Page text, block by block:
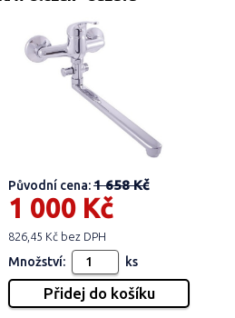
Původní cena:1 658 Kč
1 000 Kč
826,45 Kč bez DPH
Množství: ks